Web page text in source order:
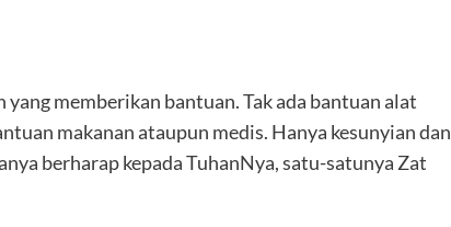
memberikan bantuan. Tak ada bantuan alat
makanan ataupun medis. Hanya kesunyian dan
berharap kepada TuhanNya, satu-satunya Zat